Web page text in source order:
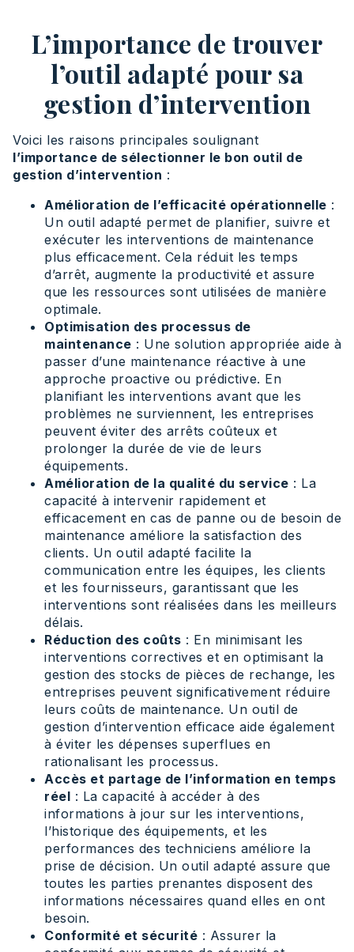
L’importance de trouver
l’outil adapté pour sa
gestion d’intervention
Voici les raisons principales soulignant
l’importance de sélectionner le bon outil de
gestion d’intervention :
Amélioration de l’efficacité opérationnelle :
Un outil adapté permet de planifier, suivre et
exécuter les interventions de maintenance
plus efficacement. Cela réduit les temps
d’arrêt, augmente la productivité et assure
que les ressources sont utilisées de manière
optimale.
Optimisation des processus de
maintenance : Une solution appropriée aide à
passer d’une maintenance réactive à une
approche proactive ou prédictive. En
planifiant les interventions avant que les
problèmes ne surviennent, les entreprises
peuvent éviter des arrêts coûteux et
prolonger la durée de vie de leurs
équipements.
Amélioration de la qualité du service : La
capacité à intervenir rapidement et
efficacement en cas de panne ou de besoin de
maintenance améliore la satisfaction des
clients. Un outil adapté facilite la
communication entre les équipes, les clients
et les fournisseurs, garantissant que les
interventions sont réalisées dans les meilleurs
délais.
Réduction des coûts : En minimisant les
interventions correctives et en optimisant la
gestion des stocks de pièces de rechange, les
entreprises peuvent significativement réduire
leurs coûts de maintenance. Un outil de
gestion d’intervention efficace aide également
à éviter les dépenses superflues en
rationalisant les processus.
Accès et partage de l’information en temps
réel : La capacité à accéder à des
informations à jour sur les interventions,
l’historique des équipements, et les
performances des techniciens améliore la
prise de décision. Un outil adapté assure que
toutes les parties prenantes disposent des
informations nécessaires quand elles en ont
besoin.
Conformité et sécurité : Assurer la